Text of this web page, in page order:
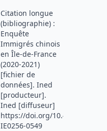
Citation longue
(bibliographie) :
Enquête
Immigrés chinois
en Île-de-France
(2020-2021)
[fichier de
données]. Ined
[producteur].
Ined [diffuseur]
https://doi.org/10.48756/ined-
IE0256-0549